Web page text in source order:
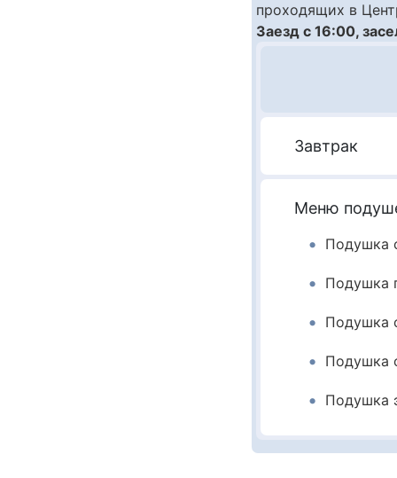
проходящих в
Заезд с 16:00,
Завтрак
Меню
Подушка
Подушка
Подушка
Подушка
Подушка